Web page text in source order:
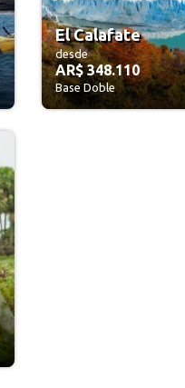
El Calafate
desde
AR$ 348.110
Base Doble